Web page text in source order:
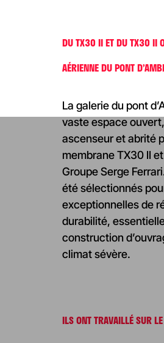
DU TX30 II ET DU TX30 II
AÉRIENNE DU PONT
La galerie du pont
vaste espace
ascenseur et abrité
membrane TX30 II
Groupe Serge
été sélectionnés
exceptionnelles de
durabilité,
construction
climat sévère.
ILS ONT TRAVAILLÉ SUR